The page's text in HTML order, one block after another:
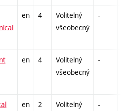
en 4
Volitelný
všeobecný
-
en 4
Volitelný
všeobecný
-
en 2
Volitelný
-